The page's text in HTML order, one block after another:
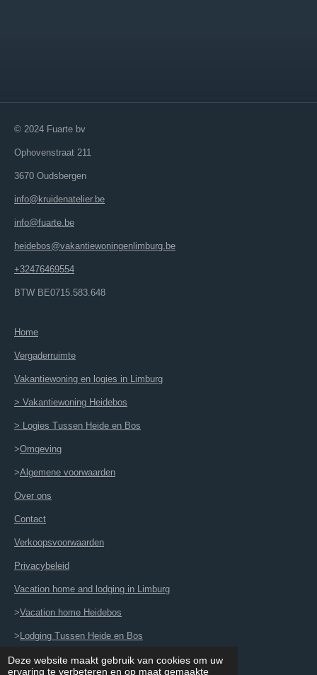
Deze website maakt gebruik van cookies om uw
ervaring te verbeteren en op maat gemaakte
© 2024 Fuarte bv
Ophovenstraat 211
3670 Oudsbergen
info@kruidenatelier.be
info@fuarte.be
heidebos@vakantiewoningenlimburg.be
+32476469554
BTW BE0715.583.648
Home
Vergaderruimte
Vakantiewoning en logies in Limburg
> Vakantiewoning Heidebos
> Logies Tussen Heide en Bos
>Omgeving
>Algemene voorwaarden
Over ons
Contact
Verkoopsvoorwaarden
Privacybeleid
Vacation home and lodging in Limburg
>Vacation home Heidebos
> Lodging Tussen Heide en Bos
>General conditions and Terms